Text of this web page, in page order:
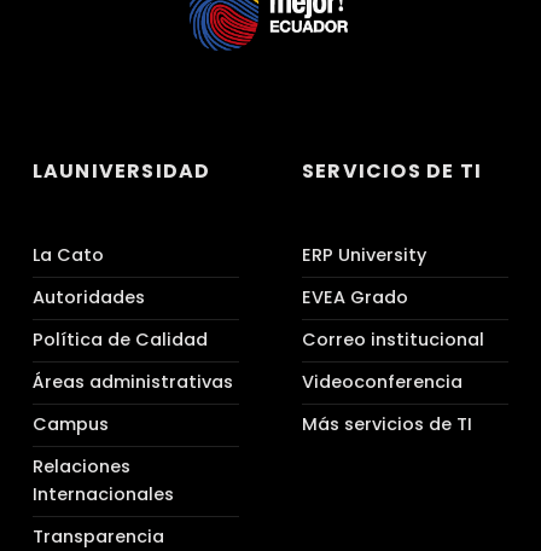
LAUNIVERSIDAD
La Cato
Autoridades
Política de Calidad
Áreas administrativas
Campus
Relaciones
Internacionales
Transparencia
SERVICIOS DE TI
ERP University
EVEA Grado
Correo institucional
Videoconferencia
Más servicios de TI